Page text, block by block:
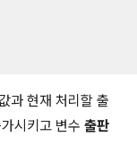
과 현재 처리할 출
시키고 변수 출판